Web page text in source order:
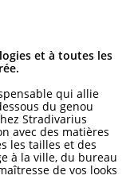
et à toutes les
qui allie
du genou
Stradivarius
avec des matières
les tailles et des
à la ville, du bureau
de vos looks